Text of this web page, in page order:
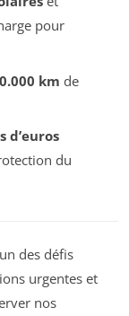
pour
km de
d’euros
du
des défis
urgentes et
nos